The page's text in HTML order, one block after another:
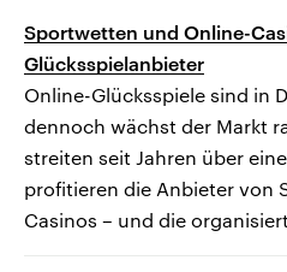
Sportwetten und Online-
Glücksspielanbieter
Online-Glücksspiele sind in
dennoch wächst der Markt
streiten seit Jahren über
profitieren die Anbieter von
Casinos – und die